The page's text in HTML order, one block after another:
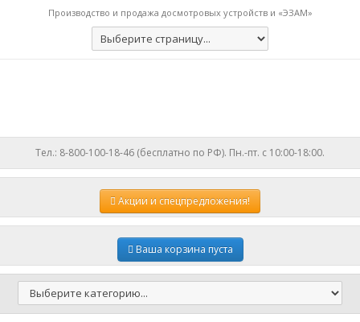
Производство и продажа досмотровых устройств и «ЭЗАМ»
Тел.: 8-800-100-18-46 (бесплатно по РФ). Пн.-пт. с 10:00-18:00.
Акциии спецпредложения!
Ваша корзина пуста